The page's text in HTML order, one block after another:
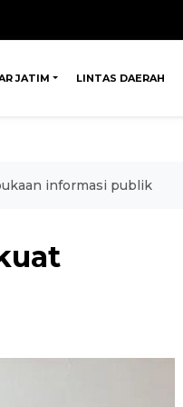
JATIM LINTAS DAERAH
informasi publik